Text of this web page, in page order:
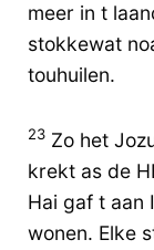
meer in t
stokkewat
touhuilen.
23 Zo het
krekt as de
Hai gaf t aan
wonen. Elke